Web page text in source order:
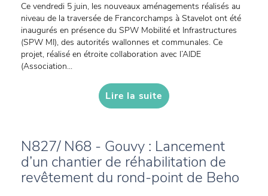
Ce vendredi 5 juin, les nouveaux aménagements réalisés au
niveau de la traversée de Francorchamps à Stavelot ont été
inaugurés en présence du SPW Mobilité et Infrastructures
(SPW MI), des autorités wallonnes et communales. Ce
projet, réalisé en étroite collaboration avec l’AIDE
(Association...
Lire la suite
N827/ N68 - Gouvy : Lancement
d’un chantier de réhabilitation de
revêtement du rond-point de Beho